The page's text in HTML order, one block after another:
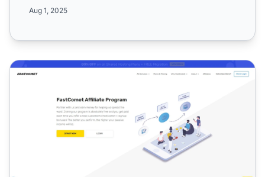
Aug 1, 2025
Programa de Afiliados FastComet